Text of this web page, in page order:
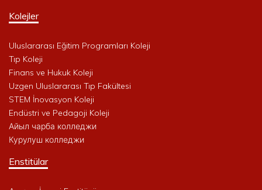
Kolejler
Uluslararası Eğitim Programları Koleji
Tıp Koleji
Finans ve Hukuk Koleji
Uzgen Uluslararası Tıp Fakültesi
STEM İnovasyon Koleji
Endüstri ve Pedagoji Koleji
Айыл чарба колледжи
Курулуш колледжи
Enstitülar